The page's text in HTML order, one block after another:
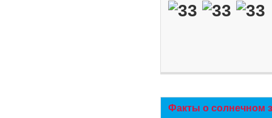
Факты о солнечном